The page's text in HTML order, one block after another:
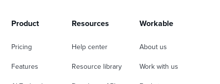
Product
Pricing
Features
Resources
Help center
Resource library
Workable
About us
Work with us